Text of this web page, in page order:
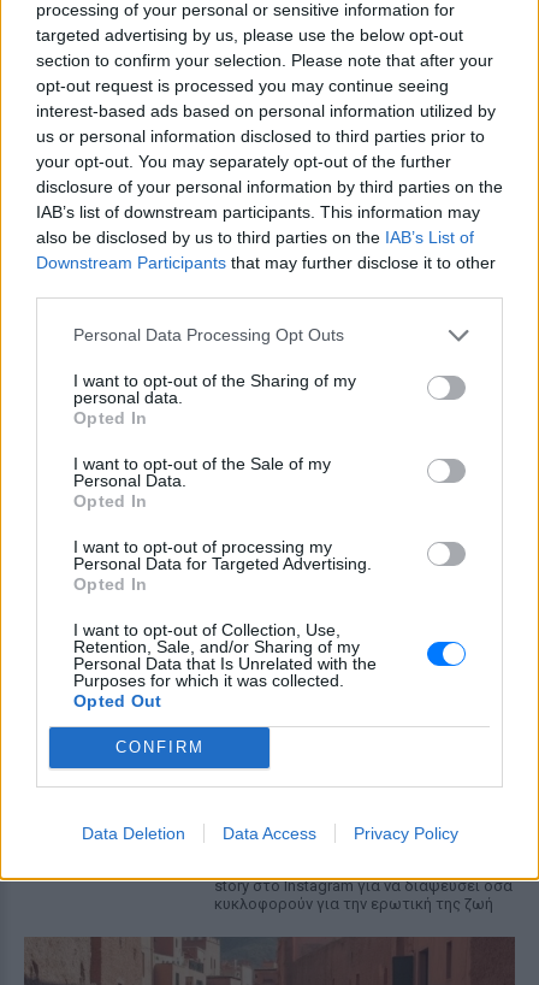
processing of your personal or sensitive information for
targeted advertising by us, please use the below opt-out
section to confirm your selection. Please note that after your
opt-out request is processed you may continue seeing
interest-based ads based on personal information utilized by
us or personal information disclosed to third parties prior to
your opt-out. You may separately opt-out of the further
disclosure of your personal information by third parties on the
IAB’s list of downstream participants. This information may
also be disclosed by us to third parties on the IAB’s List of
Downstream Participants that may further disclose it to other
Personal Data Processing Opt Outs
I want to opt-out of the Sharing of my
personal data.
Opted In
I want to opt-out of the Sale of my
Personal Data.
Opted In
I want to opt-out of processing my
Personal Data for Targeted Advertising.
Opted In
I want to opt-out of Collection, Use,
Retention, Sale, and/or Sharing of my
Personal Data that Is Unrelated with the
Purposes for which it was collected.
Opted Out
CONFIRM
Data Deletion Data Access Privacy Policy
ΔΕΙΤΕ ΕΠΙΣΗΣ
ΣΤΗΝ ΙΔΙΑ ΚΑΤΗΓΟΡΙΑ
Χρήστος Δάντης: «Συνάδελφοι
προσπαθούν να ξεχάσουν ότι
ΧΤΕΣ
Ο συνθέτης μίλησε ανοιχτά για την
αχαριστία που βιώνει στον χώρο της
Νεαρός στο λιμάνι του Πειραιά:
MEGA
ΧΤΕΣ
MEGA» κατέγραψε τη διασκεδαστική
στιγμή από το λιμάνι του Πειραιά, την
Παρασκευή 7 Αυγούστου.
τις φήμες χωρισμού με τον
καμία πληροφορία πριν
ΧΤΕΣ
story στο Instagram για να διαψεύσει όσα
κυκλοφορούν για την ερωτική της ζωή